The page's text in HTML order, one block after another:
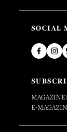
SOCIAL
MAGAZINE
E-